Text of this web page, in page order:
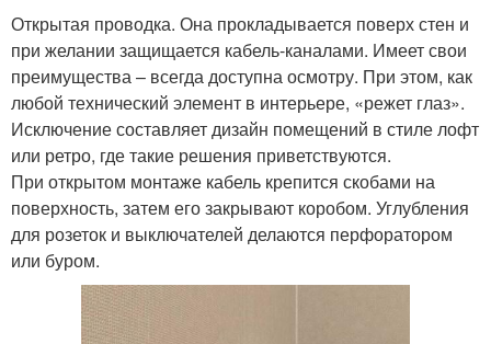
Открытая проводка. Она прокладывается поверх стен и
при желании защищается кабель-каналами. Имеет свои
преимущества – всегда доступна осмотру. При этом, как
любой технический элемент в интерьере, «режет глаз».
Исключение составляет дизайн помещений в стиле лофт
или ретро, где такие решения приветствуются.
При открытом монтаже кабель крепится скобами на
поверхность, затем его закрывают коробом. Углубления
для розеток и выключателей делаются перфоратором
или буром.